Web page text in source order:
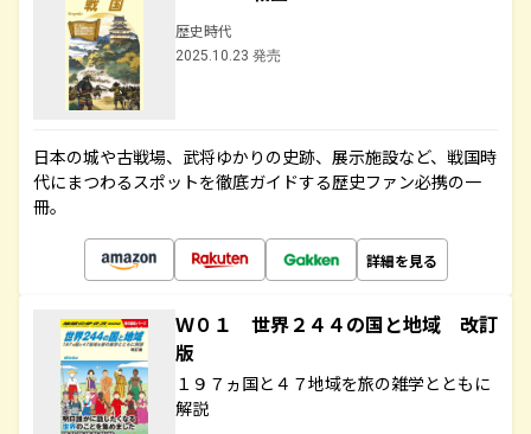
歴史時代
2025.10.23 発売
日本の城や古戦場、武将ゆかりの史跡、展示施設など、戦国時
代にまつわるスポットを徹底ガイドする歴史ファン必携の一
冊。
詳細を見る
Ｗ０１ 世界２４４の国と地域 改訂
版
１９７ヵ国と４７地域を旅の雑学とともに
解説